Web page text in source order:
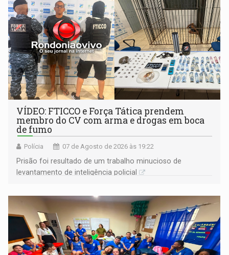
VÍDEO: FTICCO e Força Tática prendem
membro do CV com arma e drogas em boca
de fumo
Polícia 07 de Agosto de 2026 às 19:22
Prisão foi resultado de um trabalho minucioso de
levantamento de inteligência policial